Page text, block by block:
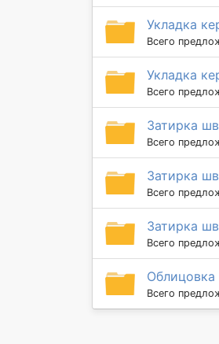
Укладка
Всего
Укладка
Всего
Затирка
Всего
Затирка
Всего
Затирка
Всего
Облицовка
Всего